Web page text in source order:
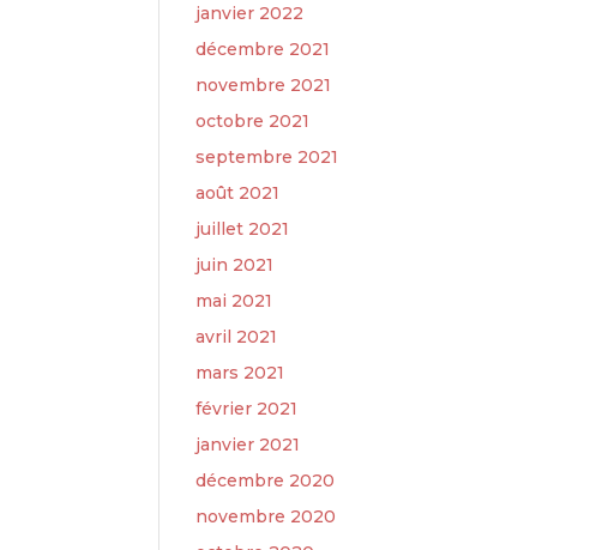
janvier 2022
décembre 2021
novembre 2021
octobre 2021
septembre 2021
août 2021
juillet 2021
juin 2021
mai 2021
avril 2021
mars 2021
février 2021
janvier 2021
décembre 2020
novembre 2020